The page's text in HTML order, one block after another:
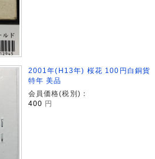
2001年(H13年) 桜花 100円白銅貨
特年 美品
会員価格(税別)：
400 円